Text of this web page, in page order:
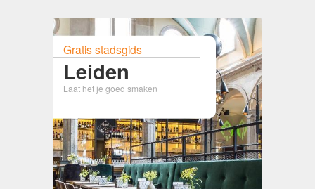
Gratis stadsgids
Leiden
Laat het je goed smaken